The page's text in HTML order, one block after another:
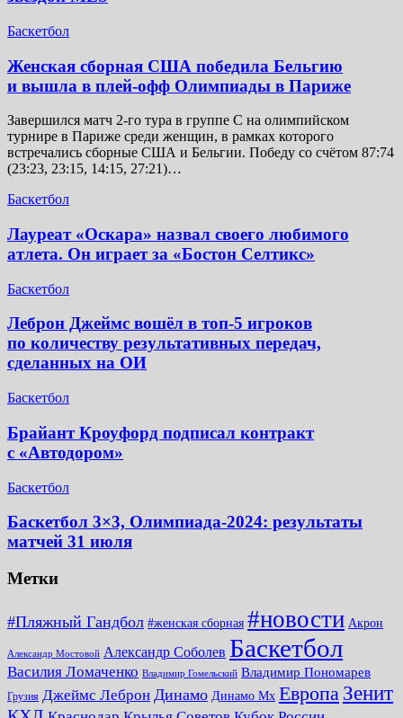
Баскетбол
Женская сборная США победила Бельгию
и вышла в плей-офф Олимпиады в Париже
Завершился матч 2-го тура в группе C на олимпийском
турнире в Париже среди женщин, в рамках которого
встречались сборные США и Бельгии. Победу со счётом 87:74
(23:23, 23:15, 14:15, 27:21)…
Баскетбол
Лауреат «Оскара» назвал своего любимого
атлета. Он играет за «Бостон Селтикс»
Баскетбол
Леброн Джеймс вошёл в топ-5 игроков
по количеству результативных передач,
сделанных на ОИ
Баскетбол
Брайант Кроуфорд подписал контракт
с «Автодором»
Баскетбол
Баскетбол 3×3, Олимпиада-2024: результаты
матчей 31 июля
Метки
#Пляжный Гандбол #женская сборная #новости Акрон
Александр Мостовой Александр Соболев Баскетбол
Василия Ломаченко Владимир Гомельский Владимир Пономарев
Грузия Джеймс Леброн Динамо Динамо Мх Европа Зенит